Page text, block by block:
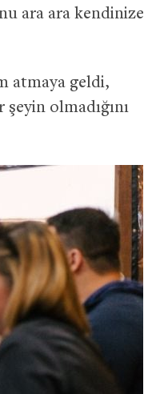
ara ara kendinize
atmaya geldi,
olmadığını